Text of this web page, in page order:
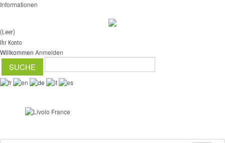
Informationen
(Leer)
Ihr Konto
Willkommen Anmelden